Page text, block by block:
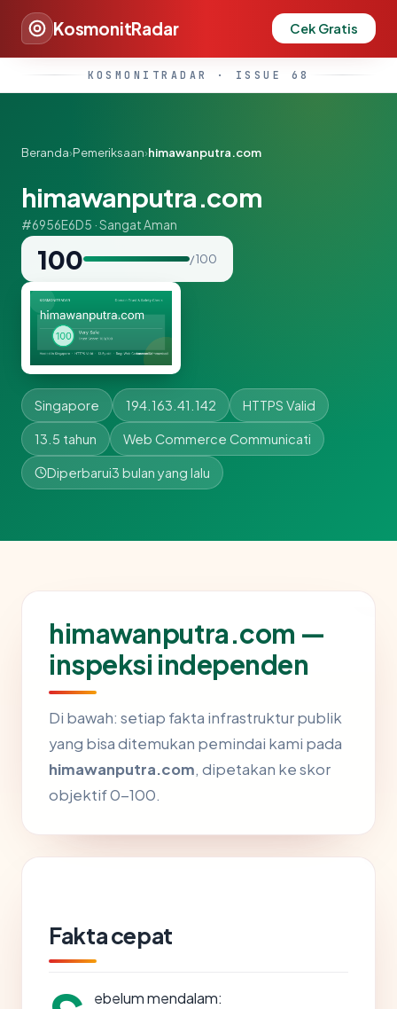
KosmonitRadar Cek Gratis
KOSMONITRADAR · ISSUE 68
Beranda›Pemeriksaan›himawanputra.com
himawanputra.com
#6956E6D5 · Sangat Aman
100 / 100
Singapore 194.163.41.142 HTTPS Valid
13.5 tahun Web Commerce Communicati
Diperbarui3 bulan yang lalu
himawanputra.com —
inspeksi independen
Di bawah: setiap fakta infrastruktur publik
yang bisa ditemukan pemindai kami pada
himawanputra.com, dipetakan ke skor
objektif 0-100.
Fakta cepat
ebelum mendalam: